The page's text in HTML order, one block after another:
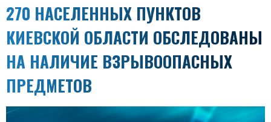
270 НАСЕЛЕННЫХ ПУНКТОВ
КИЕВСКОЙ ОБЛАСТИ ОБСЛЕДОВАНЫ
НА НАЛИЧИЕ ВЗРЫВООПАСНЫХ
ПРЕДМЕТОВ